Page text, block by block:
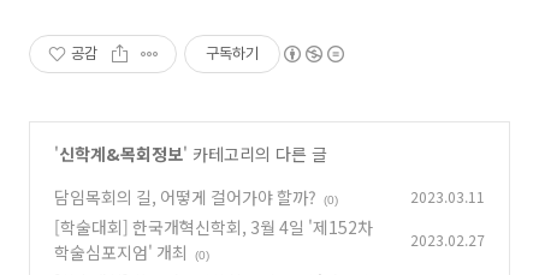
공감 구독하기
'신학계&목회정보' 카테고리의 다른 글
담임목회의 길, 어떻게 걸어가야 할까?
(0) 2023.03.11
[학술대회] 한국개혁신학회, 3월 4일 '제152차
학술심포지엄' 개최
(0)
2023.02.27